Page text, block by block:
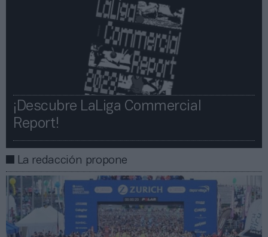
¡Descubre LaLiga Commercial
Report!​​
La redacción propone